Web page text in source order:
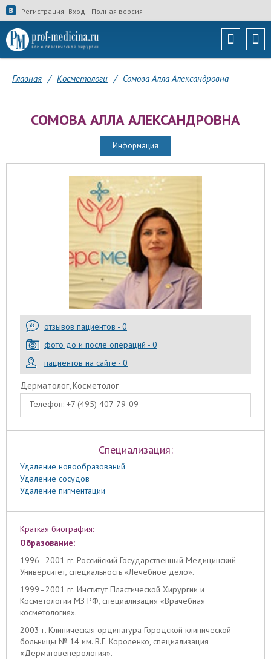
Регистрация Вход Полная версия
Главная / Косметологи / Сомова Алла Александровна
СОМОВА АЛЛА АЛЕКСАНДРОВНА
Информация
отзывов пациентов - 0
фото до и после операций - 0
пациентов на сайте - 0
Дерматолог, Косметолог
Телефон: +7 (495) 407-79-09
Специализация:
Удаление новообразований
Удаление сосудов
Удаление пигментации
Краткая биография:
Образование:
1996–2001 гг. Российский Государственный Медицинский
Университет, специальность «Лечебное дело».
1999–2001 гг. Институт Пластической Хирургии и
Косметологии МЗ РФ, специализация «Врачебная
косметология».
2003 г. Клиническая ординатура Городской клинической
больницы № 14 им. В.Г. Короленко, специализация
«Дерматовенерология».